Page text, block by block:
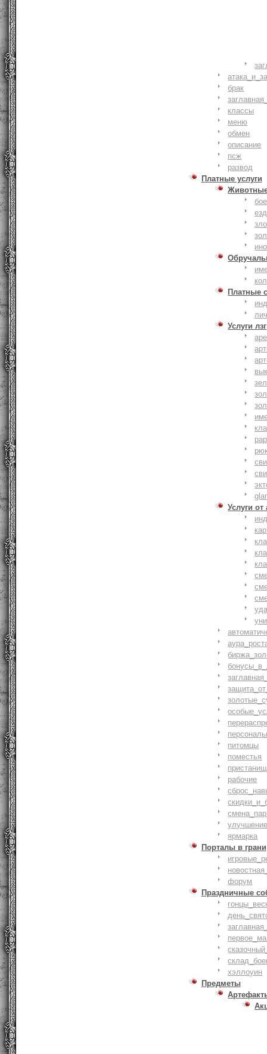
брак
классы
меню
обмен
описание
псж
развод
Платные услуги
Платные
Услуги лзг
Услуги
питомцы
поместья
рабочие
ярмарка
Порталы в грани
форум
Праздничные
хэллоуин
Предметы